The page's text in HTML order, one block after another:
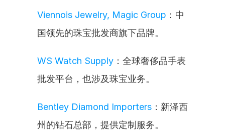
Viennois Jewelry, Magic Group ：中
国领先的珠宝批发商旗下品牌。
WS Watch Supply ：全球奢侈品手表
批发平台，也涉及珠宝业务。
Bentley Diamond Importers ：新泽西
州的钻石总部，提供定制服务。